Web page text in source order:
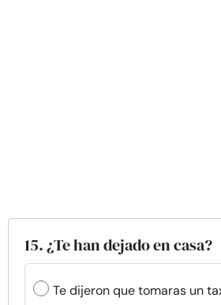
15. ¿Te han dejado en casa?
Te dijeron que tomaras un